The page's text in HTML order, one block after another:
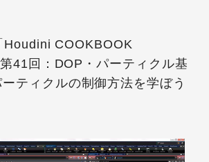
Houdini COOKBOOK
41回：DOP・パーティクル基
ティクルの制御方法を学ぼう